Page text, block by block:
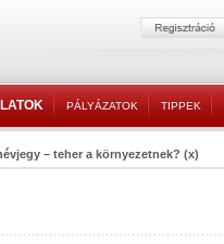
PÁLYÁZATOK TIPPEK
– teher a környezetnek? (x)